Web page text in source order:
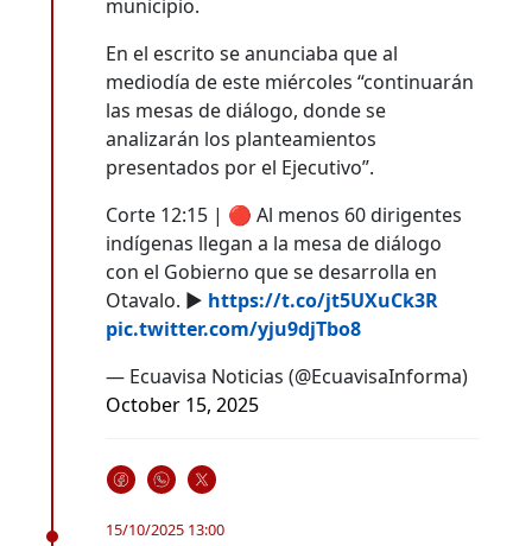
municipio.
En el escrito se anunciaba que al
mediodía de este miércoles “continuarán
las mesas de diálogo, donde se
analizarán los planteamientos
presentados por el Ejecutivo”.
Corte 12:15 | 🔴 Al menos 60 dirigentes
indígenas llegan a la mesa de diálogo
con el Gobierno que se desarrolla en
Otavalo. ▶️ https://t.co/jt5UXuCk3R
pic.twitter.com/yju9djTbo8
— Ecuavisa Noticias (@EcuavisaInforma)
October 15, 2025
15/10/2025 13:00